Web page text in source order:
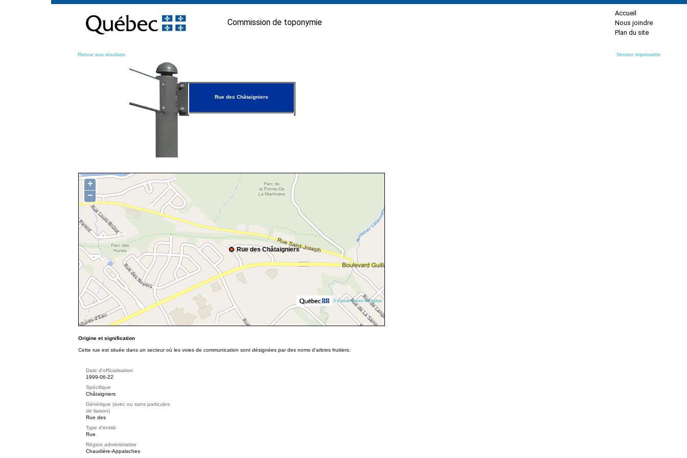
contenu
Commission de toponymie
Accueil
Nous joindre
Plan du site
Retour aux résultats Version imprimable
Rue des Châtaigniers
Rue des Châtaigniers
+
−
© Gouvernement du Québec
Origine et signification
Cette rue est située dans un secteur où les voies de communication sont désignées par des noms d'arbres fruitiers.
Date d'officialisation
1999-06-22
Spécifique
Châtaigniers
Générique (avec ou sans particules
de liaison)
Rue des
Type d'entité
Rue
Région administrative
Chaudière-Appalaches